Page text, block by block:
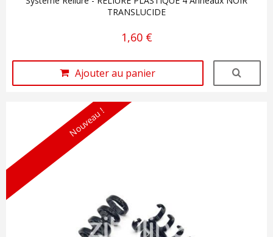
TRANSLUCIDE
1,60 €
Ajouter au panier
Nouveau !